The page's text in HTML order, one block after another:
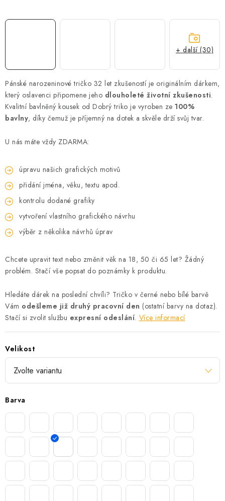
Pánské narozeninové tričko 32 let zkušeností je originálním dárkem,
který oslavenci připomene jeho dlouholeté životní zkušenosti.
Kvalitní bavlněný kousek od Dobrý triko je vyroben ze 100%
bavlny, díky čemuž je příjemný na dotek a skvěle drží svůj tvar.
U nás máte vždy ZDARMA:
úpravu našich grafických motivů
přidání jména, věku, textu apod.
kontrolu dodané grafiky
vytvoření vlastního grafického návrhu
výběr z několika návrhů úprav
Chcete upravit text nebo změnit věk na 18, 50 či 65 let? Žádný
problém. Stačí vše popsat do poznámky k produktu.
Hledáte dárek na poslední chvíli? Tričko v černé nebo bílé barvě
Vám odešleme již druhý pracovní den (ostatní barvy na dotaz).
Stačí si zvolit službu expresní odeslání. Více informací
Velikost
Barva
+ další (30)